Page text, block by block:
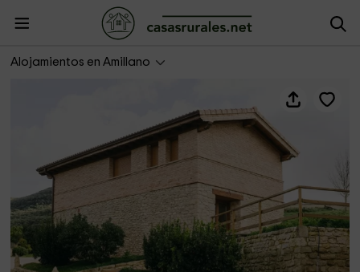
Alojamientos en Amillano